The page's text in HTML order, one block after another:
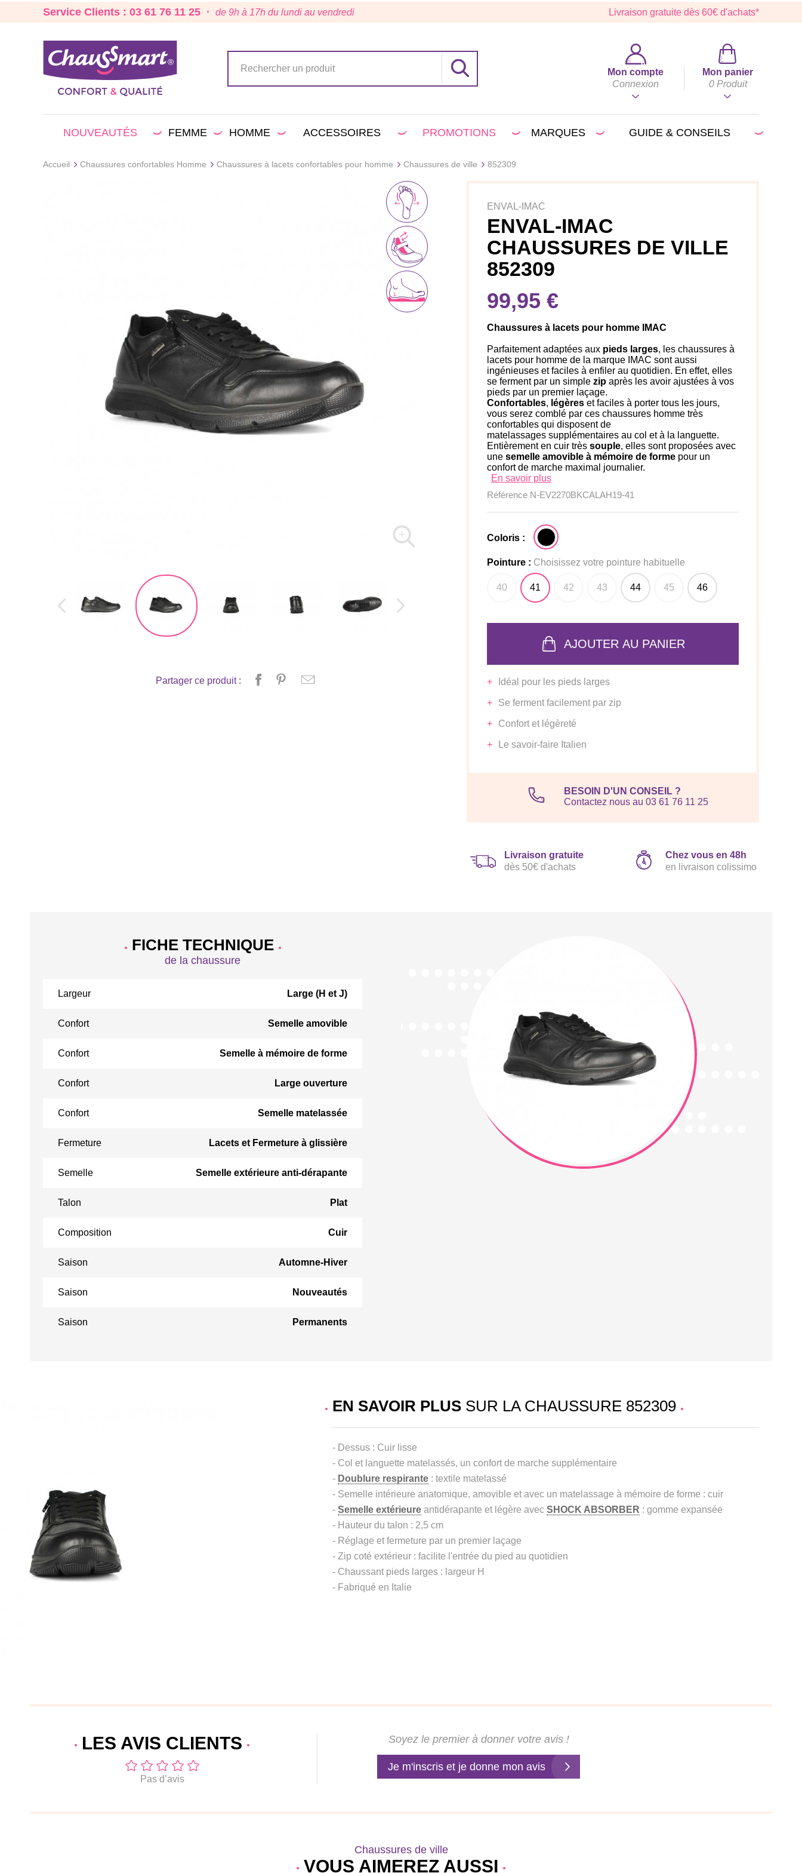
Service Clients : 03 61 76 11 25 · de 9h à 17h du lundi au vendredi Livraison gratuite dès 60€ d'achats*
Mon compte
Connexion
Mon panier
0 Produit
NOUVEAUTÉS FEMME HOMME ACCESSOIRES PROMOTIONS MARQUES GUIDE & CONSEILS
Accueil Chaussures confortables Homme Chaussures à lacets confortables pour homme Chaussures de ville 852309
Partager ce produit :
ENVAL-IMAC
ENVAL-IMAC
CHAUSSURES DE VILLE
852309
99,95 €
Chaussures à lacets pour homme IMAC
Parfaitement adaptées aux pieds larges, les chaussures à
lacets pour homme de la marque IMAC sont aussi
ingénieuses et faciles à enfiler au quotidien. En effet, elles
se ferment par un simple zip après les avoir ajustées à vos
pieds par un premier laçage.
Confortables, légères et faciles à porter tous les jours,
vous serez comblé par ces chaussures homme très
confortables qui disposent de
matelassages supplémentaires au col et à la languette.
Entièrement en cuir très souple, elles sont proposées avec
une semelle amovible à mémoire de forme pour un
confort de marche maximal journalier.
En savoir plus
Référence N-EV2270BKCALAH19-41
Coloris :
Pointure : Choisissez votre pointure habituelle
40 41 42 43 44 45 46
AJOUTER AU PANIER
Idéal pour les pieds larges
Se ferment facilement par zip
Confort et légèreté
Le savoir-faire Italien
BESOIN D'UN CONSEIL ?
Contactez nous au 03 61 76 11 25
Livraison gratuite
dès 50€ d'achats
Chez vous en 48h
en livraison colissimo
FICHE TECHNIQUE
de la chaussure
Largeur Large (H et J)
Confort Semelle amovible
Confort Semelle à mémoire de forme
Confort Large ouverture
Confort Semelle matelassée
Fermeture Lacets et Fermeture à glissière
Semelle Semelle extérieure anti-dérapante
Talon Plat
Composition Cuir
Saison Automne-Hiver
Saison Nouveautés
Saison Permanents
EN SAVOIR PLUS SUR LA CHAUSSURE 852309
- Dessus : Cuir lisse
- Col et languette matelassés, un confort de marche supplémentaire
- Doublure respirante : textile matelassé
- Semelle intérieure anatomique, amovible et avec un matelassage à mémoire de forme : cuir
- Semelle extérieure antidérapante et légère avec SHOCK ABSORBER : gomme expansée
- Hauteur du talon : 2,5 cm
- Réglage et fermeture par un premier laçage
- Zip coté extérieur : facilite l'entrée du pied au quotidien
- Chaussant pieds larges : largeur H
- Fabriqué en Italie
LES AVIS CLIENTS
Pas d’avis
Soyez le premier à donner votre avis !
Je m'inscris et je donne mon avis
Chaussures de ville
VOUS AIMEREZ AUSSI